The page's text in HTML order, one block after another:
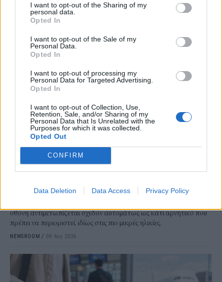
I want to opt-out of the Sharing of my
personal data.
Opted In
I want to opt-out of the Sale of my
Personal Data.
Opted In
I want to opt-out of processing my
Personal Data for Targeted Advertising.
Opted In
I want to opt-out of Collection, Use,
Retention, Sale, and/or Sharing of my
Personal Data that Is Unrelated with the
Purposes for which it was collected.
Opted Out
CONFIRM
Data Deletion Data Access Privacy Policy
επαναληπτικά γυρίσματα.
NEWSROOM/10 Αυγ 2026
ΤΕΧΝΟΛΟΓΙΑ
Screen time στα παιδιά: Μήπως μετράμε
λάθος τις ώρες μπροστά στην οθόνη;
οθόνη αντιμετωπίζεται σχεδόν αυτομάτως ως κάτι αρνητικό που
πρέπει να περιοριστεί, ιδίως στις πιο μικρές ηλικίες.
NEWSROOM / 08 Αυγ 2026